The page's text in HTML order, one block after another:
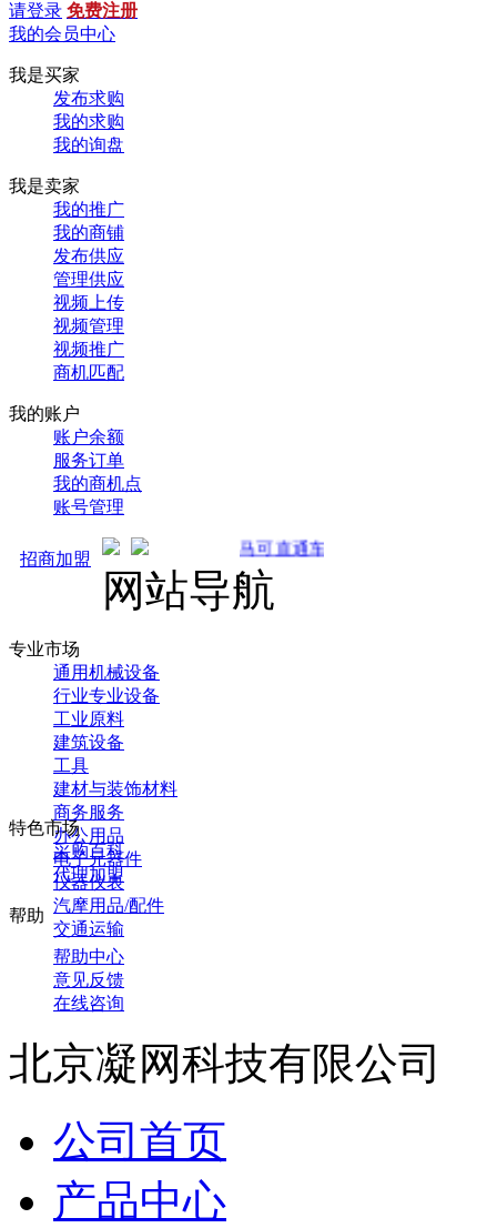
请登录 免费注册
我的会员中心
我是买家
发布求购
我的求购
我的询盘
我是卖家
我的推广
我的商铺
发布供应
管理供应
视频上传
视频管理
视频推广
商机匹配
我的账户
账户余额
服务订单
我的商机点
账号管理
招商加盟
马可直通车开启预售！全新推广 强势
网站导航
专业市场
通用机械设备
行业专业设备
工业原料
建筑设备
工具
建材与装饰材料
商务服务
办公用品
电子元器件
仪器仪表
汽摩用品/配件
交通运输
特色市场
采购百科
代理加盟
帮助
帮助中心
意见反馈
在线咨询
北京凝网科技有限公司
公司首页
产品中心